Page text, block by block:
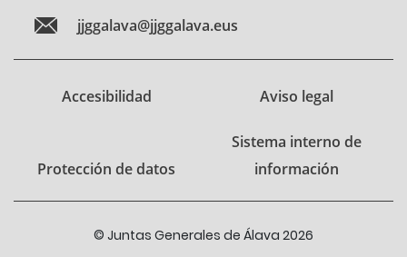
jjggalava@jjggalava.eus
Accesibilidad Aviso legal
Protección de datos
Sistema interno de
información
© Juntas Generales de Álava 2026